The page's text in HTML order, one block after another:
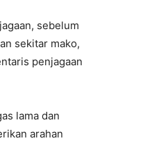
sebelum
sekitar mako,
penjagaan
lama dan
arahan